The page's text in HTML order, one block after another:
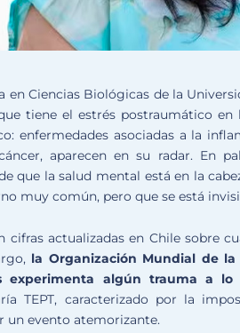
en Ciencias Biológicas de la
tiene el estrés postraumático
enfermedades asociadas a la
aparecen en su radar. En
que la salud mental está en la
muy común, pero que se está
cifras actualizadas en Chile sobre
la Organización Mundial de
experimenta algún trauma a
TEPT, caracterizado por la
un evento atemorizante.